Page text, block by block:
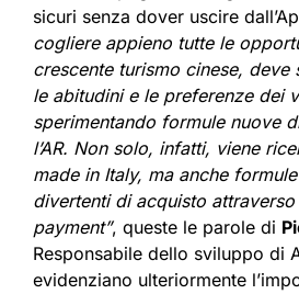
sicuri senza dover uscire
cogliere appieno tutte le
crescente turismo cinese, deve
le abitudini e le preferenze dei
sperimentando formule nuove
l’AR. Non solo, infatti, viene
made in Italy, ma anche
divertenti di acquisto attraverso
payment”, queste le parole di
Responsabile dello sviluppo di
evidenziano ulteriormente